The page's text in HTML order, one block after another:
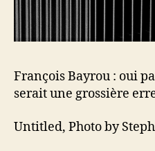
François Bayrou : oui
serait une grossière
Untitled, Photo by